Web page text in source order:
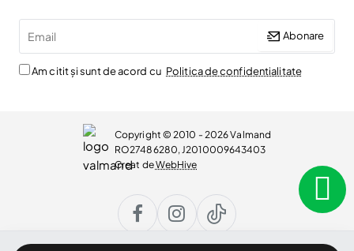
Abonare
Am citit și sunt de acord cu Politica de confidentialitate
Copyright © 2010 - 2026 Valmand
RO27486280, J2010009643403
Creat deWebHive